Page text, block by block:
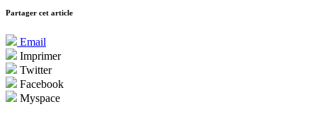
Partager cet article
Email
Imprimer
Twitter
Facebook
Myspace